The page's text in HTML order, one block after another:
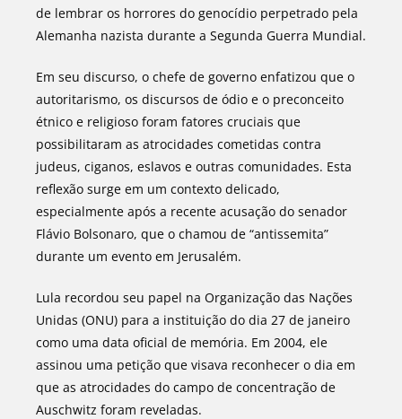
de lembrar os horrores do genocídio perpetrado pela
Alemanha nazista durante a Segunda Guerra Mundial.
Em seu discurso, o chefe de governo enfatizou que o
autoritarismo, os discursos de ódio e o preconceito
étnico e religioso foram fatores cruciais que
possibilitaram as atrocidades cometidas contra
judeus, ciganos, eslavos e outras comunidades. Esta
reflexão surge em um contexto delicado,
especialmente após a recente acusação do senador
Flávio Bolsonaro, que o chamou de “antissemita”
durante um evento em Jerusalém.
Lula recordou seu papel na Organização das Nações
Unidas (ONU) para a instituição do dia 27 de janeiro
como uma data oficial de memória. Em 2004, ele
assinou uma petição que visava reconhecer o dia em
que as atrocidades do campo de concentração de
Auschwitz foram reveladas.